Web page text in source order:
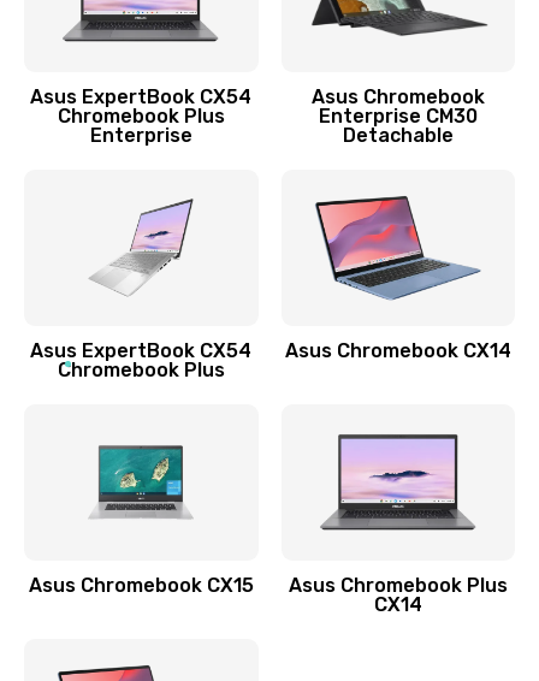
Замена аккумулятора
890 руб.
Заказать
890 руб.
Замена стекла
Замена датчика приближения
Asus ExpertBook CX54
Chromebook Plus
Enterprise
Asus Chromebook
Enterprise CM30
Detachable
Asus ExpertBook CX54
Chromebook Plus
Asus Chromebook CX14
Asus Chromebook CX15
Asus Chromebook Plus
CX14